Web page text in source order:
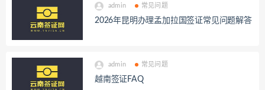
admin 常见问题
2026年昆明办理孟加拉国签证常见问题解答
admin 常见问题
越南签证FAQ